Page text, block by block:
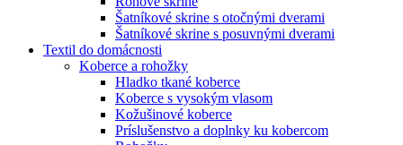
Šatníkové skrine s otočnými dverami
Šatníkové skrine s posuvnými dverami
Textil do domácnosti
Koberce a rohožky
Hladko tkané koberce
Koberce s vysokým vlasom
Kožušinové koberce
Príslušenstvo a doplnky ku kobercom